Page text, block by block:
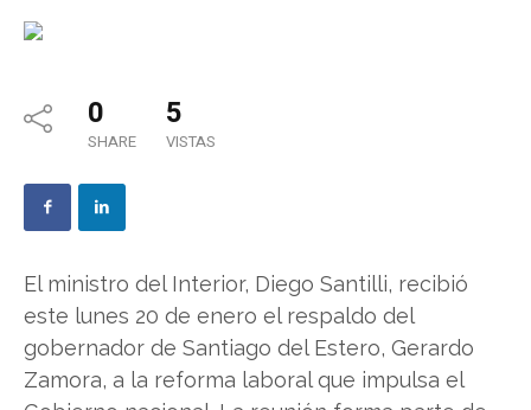
0
SHARE
5
VISTAS
El ministro del Interior, Diego Santilli, recibió
este lunes 20 de enero el respaldo del
gobernador de Santiago del Estero, Gerardo
Zamora, a la reforma laboral que impulsa el